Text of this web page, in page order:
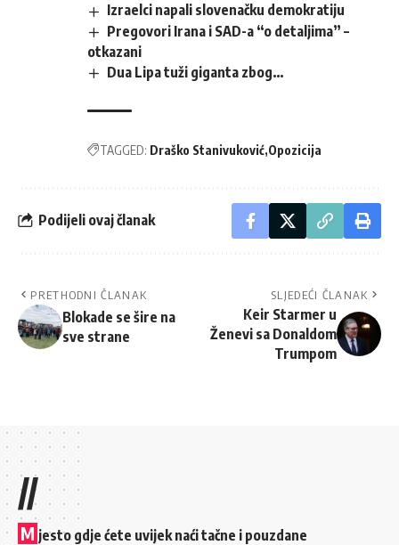
Izraelci napali slovenačku demokratiju
Pregovori Irana i SAD-a “o detaljima” –
otkazani
Dua Lipa tuži giganta zbog…
TAGGED: Draško Stanivuković Opozicija
Podijeli ovaj članak
PRETHODNI ČLANAK
Blokade se šire na
sve strane
SLJEDEĆI ČLANAK
Keir Starmer u
Ženevi sa Donaldom
Trumpom
//
M jesto gdje ćete uvijek naći tačne i pouzdane